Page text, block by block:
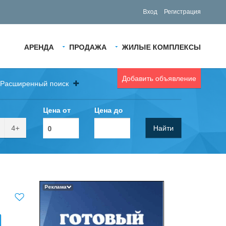
Вход Регистрация
АРЕНДА ПРОДАЖА ЖИЛЫЕ КОМПЛЕКСЫ
Добавить объявление
Расширенный поиск
4+
Цена от Цена до
Найти
Реклама